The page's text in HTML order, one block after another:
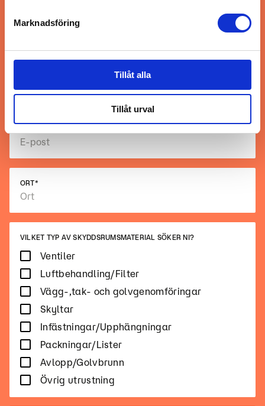
Marknadsföring
Tillåt alla
Tillåt urval
NAMN *
ORT*
VILKET TYP AV SKYDDSRUMSMATERIAL SÖKER NI?
Ventiler
Luftbehandling/Filter
Vägg-,tak- och golvgenomföringar
Skyltar
Infästningar/Upphängningar
Packningar/Lister
Avlopp/Golvbrunn
Övrig utrustning